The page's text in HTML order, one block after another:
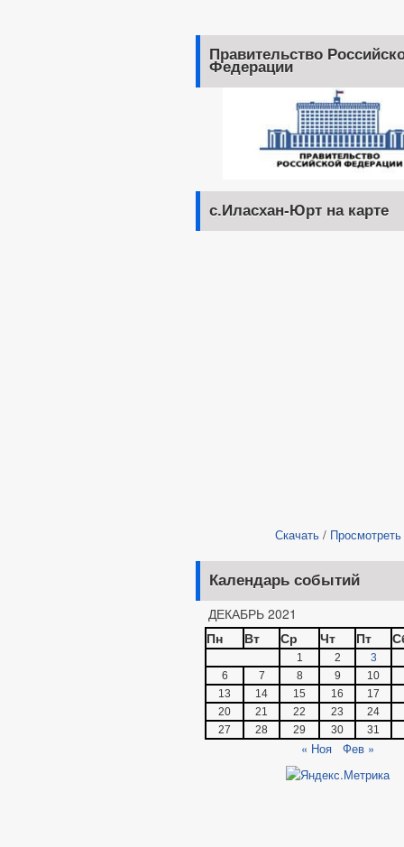
Правительство
Федерации
с.Иласхан-Юрт на карте
Скачать/ Просмотреть
Календарь событий
ДЕКАБРЬ 2021
Пн
Вт Ср Чт Пт
1 2
3
6
7 8 9
10
13
14 15 16
17
20
21 22 23
24
27
28 29 30 31
« Ноя Фев »